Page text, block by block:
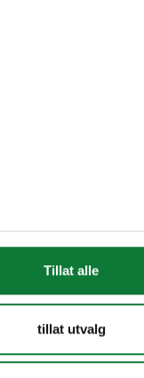
Tillat alle
tillat utvalg
bestillingsværktøj